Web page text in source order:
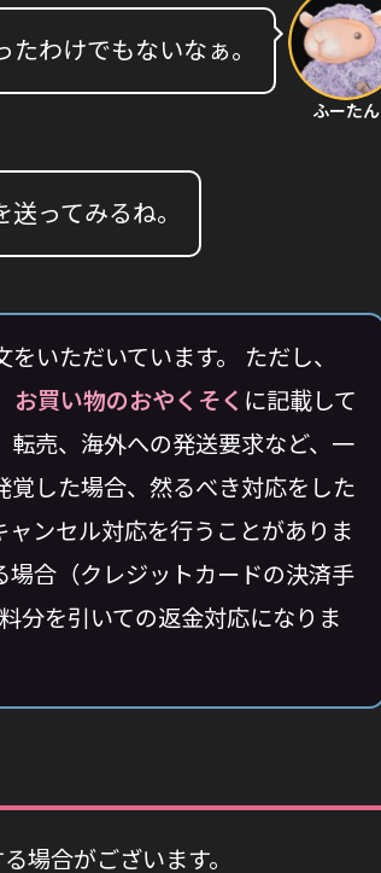
わけでもないなぁ。
ふーたん
ってみるね。
いただいています。 ただし、
お買い物のおやくそく に記載して
売、海外への発送要求など、一
した場合、然るべき対応をした
ンセル対応を行うことがありま
合（クレジットカードの決済手
分を引いての返金対応になりま
場合がございます。